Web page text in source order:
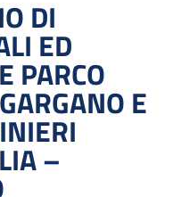
DI
ED
PARCO
E
–